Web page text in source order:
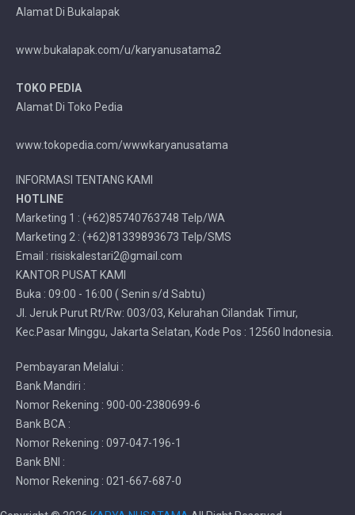
Alamat Di Bukalapak
www.bukalapak.com/u/karyanusatama2
TOKO PEDIA
Alamat Di Toko Pedia
www.tokopedia.com/wwwkaryanusatama
INFORMASI TENTANG KAMI
HOTLINE
Marketing 1 : (+62)85740763748 Telp/WA
Marketing 2 : (+62)81339893673 Telp/SMS
Email : risiskalestari2@gmail.com
KANTOR PUSAT KAMI
Buka : 09:00 - 16:00 ( Senin s/d Sabtu)
Jl. Jeruk Purut Rt/Rw: 003/03, Kelurahan Cilandak Timur,
Kec.Pasar Minggu, Jakarta Selatan, Kode Pos : 12560 Indonesia.
Pembayaran Melalui :
Bank Mandiri :
Nomor Rekening : 900-00-2380699-6
Bank BCA :
Nomor Rekening : 097-047-196-1
Bank BNI :
Nomor Rekening : 021-667-687-0